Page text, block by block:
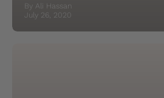
By Ali Hassan
July 26, 2020